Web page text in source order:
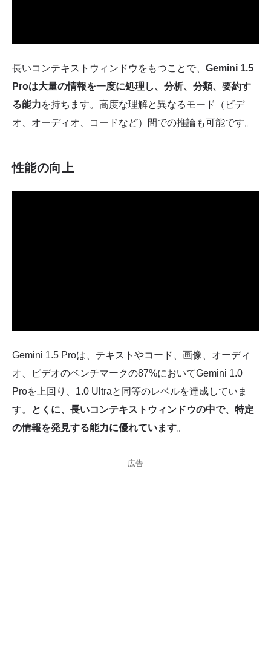
長いコンテキストウィンドウをもつことで、 Gemini 1.5
Proは大量の情報を一度に処理し、分析、分類、要約す
る能力を持ちます。高度な理解と異なるモード（ビデ
オ、オーディオ、コードなど）間での推論も可能です。
性能の向上
Gemini 1.5 Proは、テキストやコード、画像、オーディ
オ、ビデオのベンチマークの87%においてGemini 1.0
Proを上回り、1.0 Ultraと同等のレベルを達成していま
す。
とくに、長いコンテキストウィンドウの中で、特定
の情報を発見する能力に優れています。
広告